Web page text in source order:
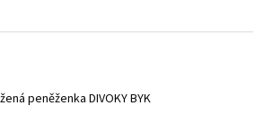
peněženka DIVOKY BYK